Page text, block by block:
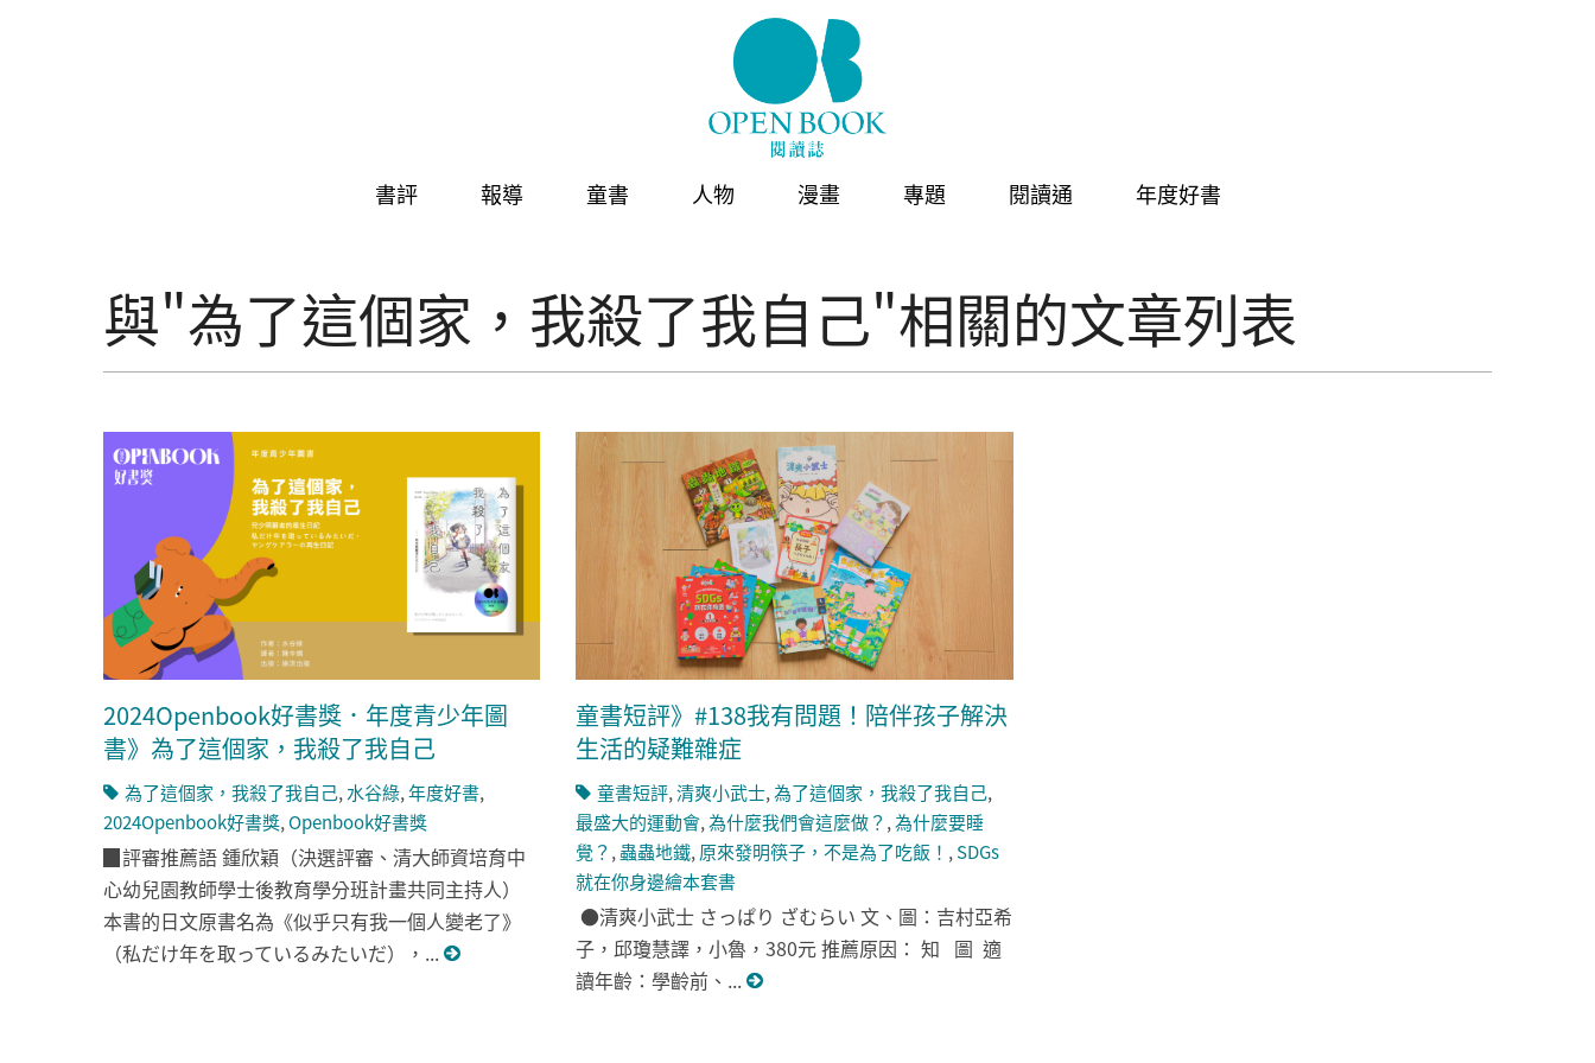
書評 報導 童書 人物 漫畫 專題 閱讀通 年度好書
與"為了這個家，我殺了我自己"相關的文章列表
2024Openbook好書獎．年度青少年圖
書》為了這個家，我殺了我自己
為了這個家，我殺了我自己, 水谷綠,年度好書,
2024Openbook好書獎,Openbook好書獎
▉評審推薦語 鍾欣穎（決選評審、清大師資培育中
心幼兒園教師學士後教育學分班計畫共同主持人）
本書的日文原書名為《似乎只有我一個人變老了》
（私だけ年を取っているみたいだ），...
童書短評》#138我有問題！陪伴孩子解決
生活的疑難雜症
童書短評,清爽小武士,為了這個家，我殺了我自己,
最盛大的運動會,為什麼我們會這麼做？ ,為什麼要睡
覺？ , 蟲蟲地鐵, 原來發明筷子，不是為了吃飯！ , SDGs
就在你身邊繪本套書
●清爽小武士 さっぱり ざむらい 文、圖：吉村亞希
子，邱瓊慧譯，小魯，380元 推薦原因： 知 圖 適
讀年齡：學齡前、...